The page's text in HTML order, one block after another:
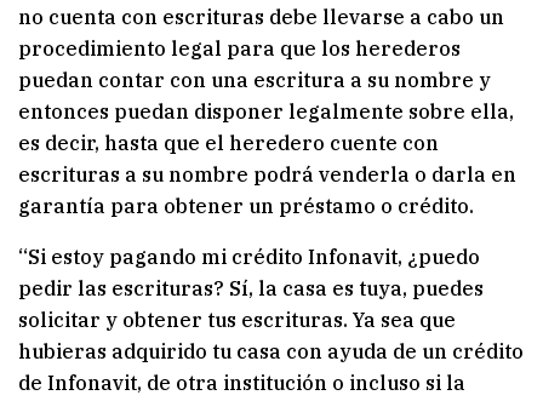
no cuenta con escrituras debe llevarse a cabo un
procedimiento legal para que los herederos
puedan contar con una escritura a su nombre y
entonces puedan disponer legalmente sobre ella,
es decir, hasta que el heredero cuente con
escrituras a su nombre podrá venderla o darla en
garantía para obtener un préstamo o crédito.
“Si estoy pagando mi crédito Infonavit, ¿puedo
pedir las escrituras? Sí, la casa es tuya, puedes
solicitar y obtener tus escrituras. Ya sea que
hubieras adquirido tu casa con ayuda de un crédito
de Infonavit, de otra institución o incluso si la